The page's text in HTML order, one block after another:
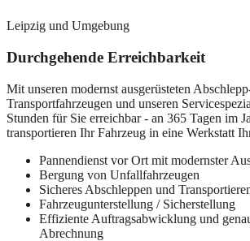
Leipzig und Umgebung
Durchgehende Erreichbarkeit
Mit unseren modernst ausgerüsteten
Transportfahrzeugen und unseren
Stunden für Sie erreichbar - an 365 Tagen im
transportieren Ihr Fahrzeug in eine Werkstatt
Pannendienst vor Ort mit modernster
Bergung von Unfallfahrzeugen
Sicheres Abschleppen und
Fahrzeugunterstellung / Sicherstellung
Effiziente Auftragsabwicklung und
Abrechnung